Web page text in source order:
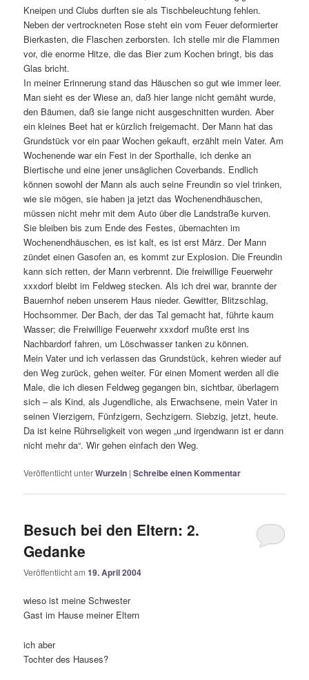
Kneipen und Clubs durften sie als Tischbeleuchtung fehlen.
Neben der vertrockneten Rose steht ein vom Feuer deformierter
Bierkasten, die Flaschen zerborsten. Ich stelle mir die Flammen
vor, die enorme Hitze, die das Bier zum Kochen bringt, bis das
Glas bricht.
In meiner Erinnerung stand das Häuschen so gut wie immer leer.
Man sieht es der Wiese an, daß hier lange nicht gemäht wurde,
den Bäumen, daß sie lange nicht ausgeschnitten wurden. Aber
ein kleines Beet hat er kürzlich freigemacht. Der Mann hat das
Grundstück vor ein paar Wochen gekauft, erzählt mein Vater. Am
Wochenende war ein Fest in der Sporthalle, ich denke an
Biertische und eine jener unsäglichen Coverbands. Endlich
können sowohl der Mann als auch seine Freundin so viel trinken,
wie sie mögen, sie haben ja jetzt das Wochenendhäuschen,
müssen nicht mehr mit dem Auto über die Landstraße kurven.
Sie bleiben bis zum Ende des Festes, übernachten im
Wochenendhäuschen, es ist kalt, es ist erst März. Der Mann
zündet einen Gasofen an, es kommt zur Explosion. Die Freundin
kann sich retten, der Mann verbrennt. Die freiwillige Feuerwehr
xxxdorf bleibt im Feldweg stecken. Als ich drei war, brannte der
Bauernhof neben unserem Haus nieder. Gewitter, Blitzschlag,
Hochsommer. Der Bach, der das Tal gemacht hat, führte kaum
Wasser; die Freiwillige Feuerwehr xxxdorf mußte erst ins
Nachbardorf fahren, um Löschwasser tanken zu können.
Mein Vater und ich verlassen das Grundstück, kehren wieder auf
den Weg zurück, gehen weiter. Für einen Moment werden all die
Male, die ich diesen Feldweg gegangen bin, sichtbar, überlagern
sich – als Kind, als Jugendliche, als Erwachsene, mein Vater in
seinen Vierzigern, Fünfzigern, Sechzigern. Siebzig, jetzt, heute.
Da ist keine Rührseligkeit von wegen „und irgendwann ist er dann
nicht mehr da“. Wir gehen einfach den Weg.
Veröffentlicht unterWurzeln |Schreibe einen Kommentar
Besuch bei den Eltern: 2.
Gedanke
Veröffentlicht am19. April 2004
wieso ist meine Schwester
Gast im Hause meiner Eltern
ich aber
Tochter des Hauses?